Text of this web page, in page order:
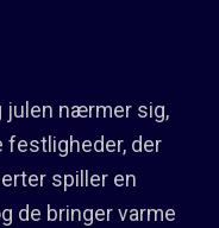
julen nærmer sig,
festligheder, der
spiller en
de bringer varme